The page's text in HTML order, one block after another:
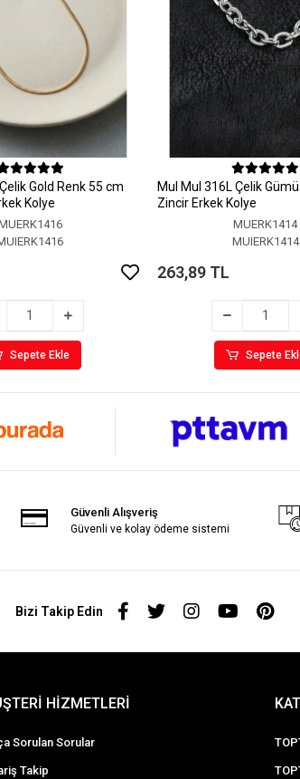
Gold Renk 55 cm
Kolye
Sepete Ekle
MuI MuI 316L Çelik
Zincir Erkek Kolye
MUERK1414
MUIERK1414
263,89 TL
Sepete
Güvenli Alışveriş
Güvenli ve kolay ödeme sistemi
Bizi Takip Edin
HİZMETLERİ
Sorulan Sorular
Takip